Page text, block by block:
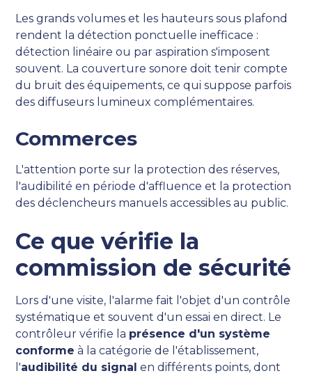
Les grands volumes et les hauteurs sous plafond
rendent la détection ponctuelle inefficace :
détection linéaire ou par aspiration s'imposent
souvent. La couverture sonore doit tenir compte
du bruit des équipements, ce qui suppose parfois
des diffuseurs lumineux complémentaires.
Commerces
L'attention porte sur la protection des réserves,
l'audibilité en période d'affluence et la protection
des déclencheurs manuels accessibles au public.
Ce que vérifie la
commission de sécurité
Lors d'une visite, l'alarme fait l'objet d'un contrôle
systématique et souvent d'un essai en direct. Le
contrôleur vérifie la présence d'un système
conforme à la catégorie de l'établissement,
l'audibilité du signal en différents points, dont